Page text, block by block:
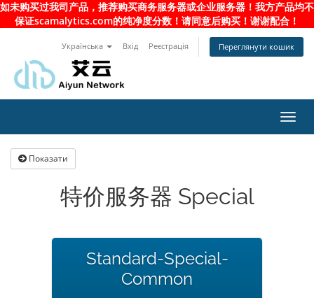
如未购买过我司产品，推荐购买商务服务器或企业服务器！我方产品均不
保证scamalytics.com的纯净度分数！请同意后购买！谢谢配合！
Українська Вхід Реєстрація Переглянути кошик
Показати
特价服务器 Special
Standard-Special-
Common